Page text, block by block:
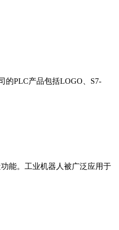
的PLC产品包括LOGO、S7-
能。工业机器人被广泛应用于